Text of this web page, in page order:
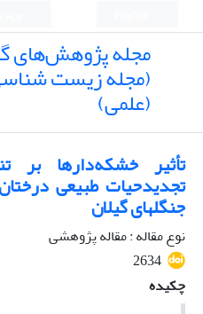
مجله پژوهش‌های
(مجله زیست
(علمی)
تأثیر خشکه‌دارها بر
تجدیدحیات طبیعی
جنگلهای گیلان
نوع مقاله : مقاله پژوهشی
2634
چکیده